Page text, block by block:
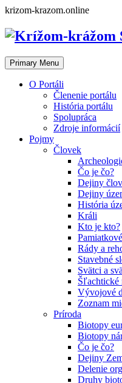
Skip
content
krizom-krazom.online
Primary Menu
O Portáli
Členenie portálu
História portálu
Spolupráca
Zdroje informácií
Pojmy
Človek
Čo je čo?
Dejiny
Dejiny
História
Králi
Kto je kto?
Rády a
Stavebné
Svätci a
Šľachtické
Vývojové
Zoznam
Príroda
Biotopy
Biotopy
Čo je čo?
Dejiny
Delenie
Druhy